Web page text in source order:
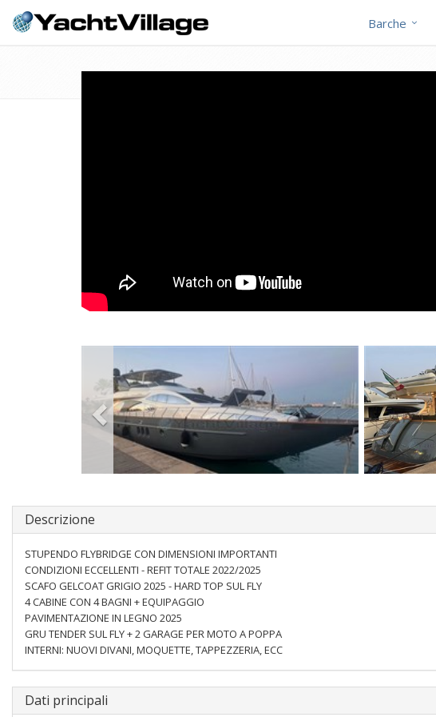
Barche
Descrizione
STUPENDO FLYBRIDGE CON DIMENSIONI IMPORTANTI
CONDIZIONI ECCELLENTI - REFIT TOTALE 2022/2025
SCAFO GELCOAT GRIGIO 2025 - HARD TOP SUL FLY
4 CABINE CON 4 BAGNI + EQUIPAGGIO
PAVIMENTAZIONE IN LEGNO 2025
GRU TENDER SUL FLY + 2 GARAGE PER MOTO A POPPA
INTERNI: NUOVI DIVANI, MOQUETTE, TAPPEZZERIA, ECC
Dati principali